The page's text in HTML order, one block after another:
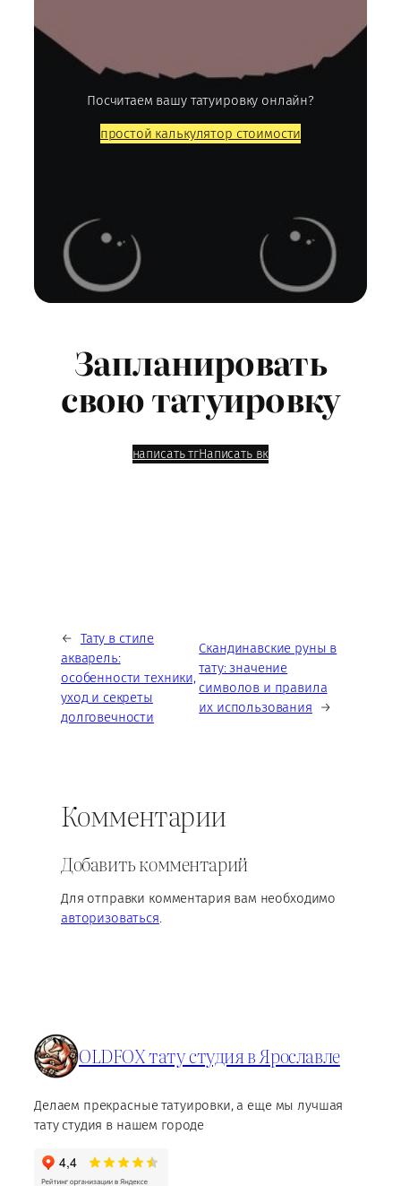
Посчитаем вашу татуировку онлайн?
простой калькулятор стоимости
Запланировать
свою татуировку
написать тгНаписать вк
← Тату в стиле
акварель:
особенности техники,
уход и секреты
долговечности
Скандинавские руны в
тату: значение
символов и правила
их использования
→
Комментарии
Добавить комментарий
Для отправки комментария вам необходимо
авторизоваться.
OLDFOX тату студия в Ярославле
Делаем прекрасные татуировки, а еще мы лучшая
тату студия в нашем городе